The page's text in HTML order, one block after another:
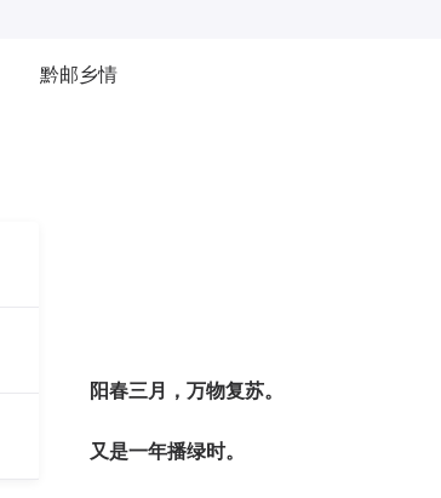
黔邮乡情
阳春三月，万物复苏。
又是一年播绿时。